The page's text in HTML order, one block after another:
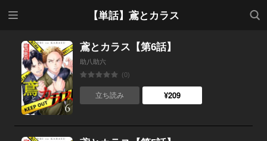
【単話】鳶とカラス
検索
鳶とカラス【第6話】
助八助六
(0)
立ち読み ¥209